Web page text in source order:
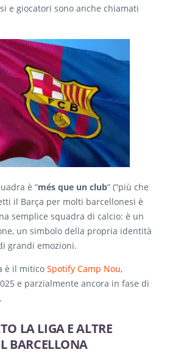
e giocatori sono anche chiamati
è “més que un club” (“più che
il Barça per molti barcellonesi è
semplice squadra di calcio: è un
un simbolo della propria identità
grandi emozioni.
è il mitico Spotify Camp Nou,
e parzialmente ancora in fase di
LA LIGA E ALTRE
BARCELLONA